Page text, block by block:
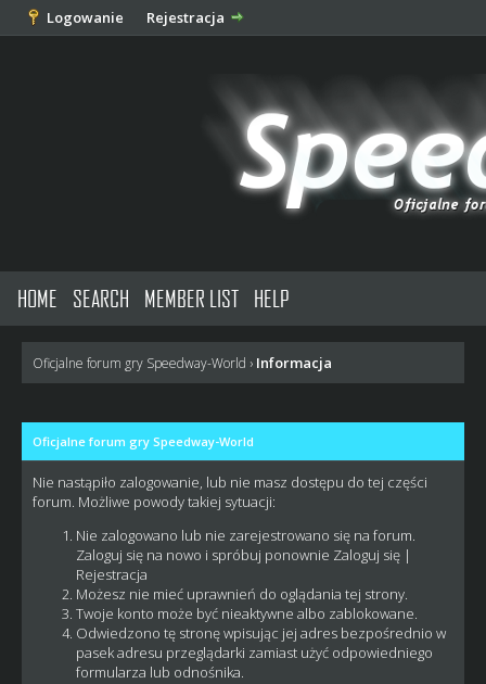
Logowanie Rejestracja
HOME SEARCH MEMBER LIST HELP
Oficjalne forum gry Speedway-World › Informacja
Oficjalne forum gry Speedway-World
Nie nastąpiło zalogowanie, lub nie masz dostępu do tej części
forum. Możliwe powody takiej sytuacji:
Nie zalogowano lub nie zarejestrowano się na forum.
Zaloguj się na nowo i spróbuj ponownie Zaloguj się|
Rejestracja
Możesz nie mieć uprawnień do oglądania tej strony.
Twoje konto może być nieaktywne albo zablokowane.
Odwiedzono tę stronę wpisując jej adres bezpośrednio w
pasek adresu przeglądarki zamiast użyć odpowiedniego
formularza lub odnośnika.